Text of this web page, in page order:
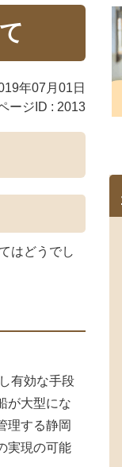
年07月01日
ージID : 2013
はどうでし
有効な手段
が大型にな
理する静岡
実現の可能
枚
目
の
ド
枚
目
の
ド